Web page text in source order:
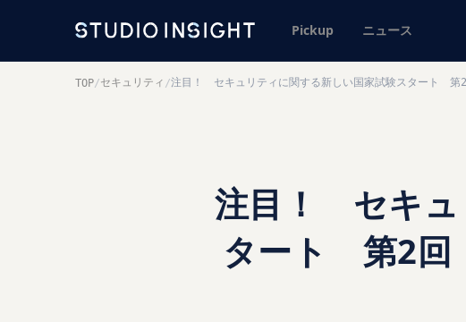
Pickup ニュース
TOP/セキュリティ /注目！ セキュリティに関する新しい国家試験スタート
注目！ セキュ
タート 第2回